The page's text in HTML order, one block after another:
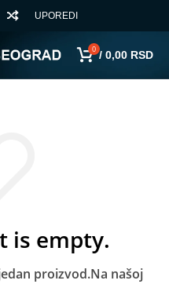
UPOREDI
0 / 0,00 RSD
is empty.
proizvod.Na našoj